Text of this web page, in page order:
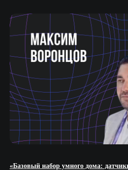
«Базовый набор умного дома: